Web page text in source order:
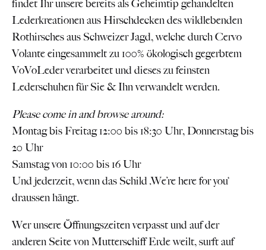
findet Ihr unsere bereits als Geheimtip gehandelten
Lederkreationen aus Hirschdecken des wildlebenden
Rothirsches aus Schweizer Jagd, welche durch Cervo
Volante eingesammelt zu 100% ökologisch gegerbtem
VoVoLeder verarbeitet und dieses zu feinsten
Lederschuhen für Sie & Ihn verwandelt werden.
Please come in and browse around:
Montag bis Freitag 12:00 bis 18:30 Uhr, Donnerstag bis
20 Uhr
Samstag von 10:00 bis 16 Uhr
Und jederzeit, wenn das Schild ‚We’re here for you‘
draussen hängt.
Wer unsere Öffnungszeiten verpasst und auf der
anderen Seite von Mutterschiff Erde weilt, surft auf